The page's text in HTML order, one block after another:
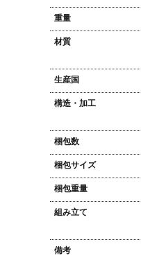
重量
材質
生産国
構造・加工
梱包数
梱包サイズ
梱包重量
組み立て
備考